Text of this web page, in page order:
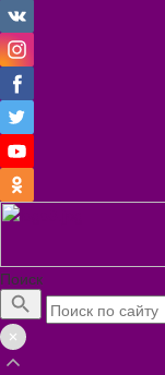
Поиск